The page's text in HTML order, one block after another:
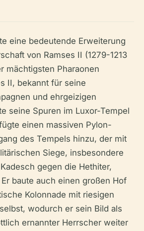
eine bedeutende Erweiterung
von Ramses II (1279-1213
mächtigsten Pharaonen
II, bekannt für seine
und ehrgeizigen
seine Spuren im Luxor-Tempel
einen massiven Pylon-
des Tempels hinzu, der mit
Siege, insbesondere
gegen die Hethiter,
baute auch einen großen Hof
Kolonnade mit riesigen
wodurch er sein Bild als
ernannter Herrscher weiter